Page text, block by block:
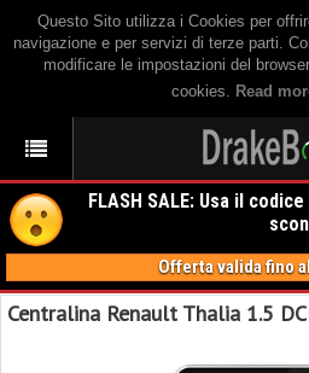
Questo Sito utilizza i Cookies per
navigazione e per servizi di terze parti.
modificare le impostazioni del
cookies. Read
FLASH SALE: Usa il codice
Offerta valida fino
Centralina Renault Thalia 1.5